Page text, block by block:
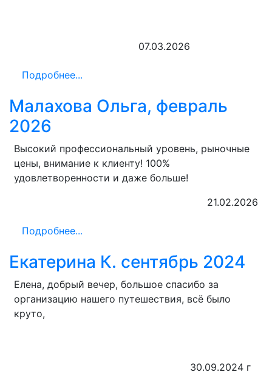
07.03.2026
Подробнее...
Малахова Ольга, февраль
2026
Высокий профессиональный уровень, рыночные
цены, внимание к клиенту! 100%
удовлетворенности и даже больше!
21.02.2026
Подробнее...
Екатерина К. сентябрь 2024
Елена, добрый вечер, большое спасибо за
организацию нашего путешествия, всё было
круто,
30.09.2024 г